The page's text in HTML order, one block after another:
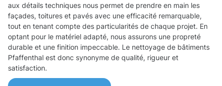
aux détails techniques nous permet de prendre en main les
façades, toitures et pavés avec une efficacité remarquable,
tout en tenant compte des particularités de chaque projet. En
optant pour le matériel adapté, nous assurons une propreté
durable et une finition impeccable. Le nettoyage de bâtiments
Pfaffenthal est donc synonyme de qualité, rigueur et
satisfaction.